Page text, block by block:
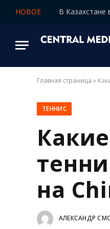
НОВОЕ
Главная страница »
ТЕННИС
на
АЛЕКСАНДР